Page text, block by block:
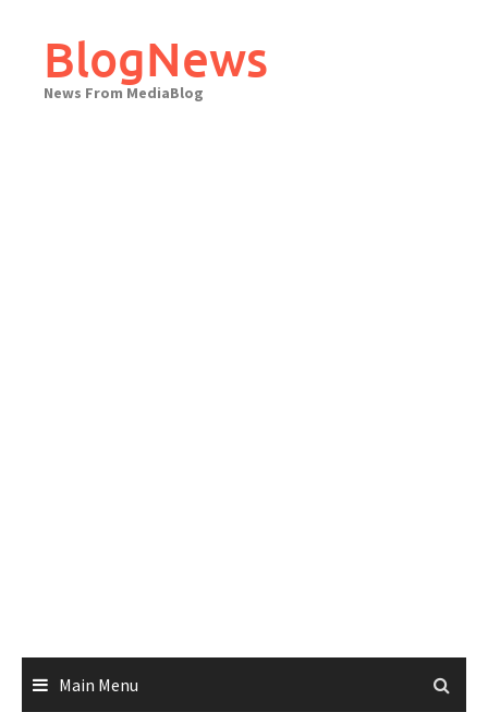
contentBlogNews
News From MediaBlog
Main Menu